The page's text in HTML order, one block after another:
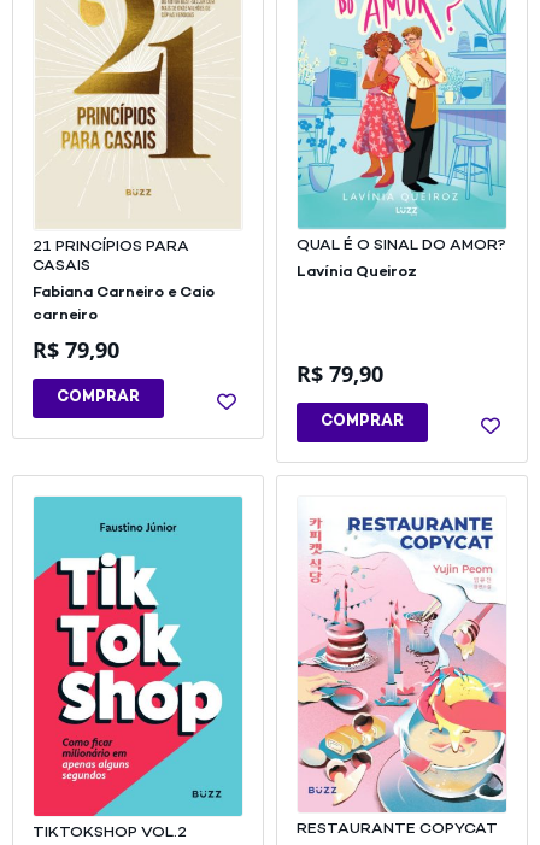
21 PRINCÍPIOS PARA
CASAIS
Fabiana Carneiro e Caio
carneiro
R$ 79,90
COMPRAR
QUAL É O SINAL DO AMOR?
Lavínia Queiroz
R$ 79,90
COMPRAR
TIKTOKSHOP VOL.2
RESTAURANTE COPYCAT